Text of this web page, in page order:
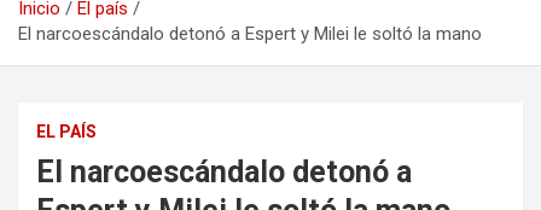
Inicio
El país
El narcoescándalo detonó a Espert y Milei le soltó la mano
EL PAÍS
El narcoescándalo detonó a